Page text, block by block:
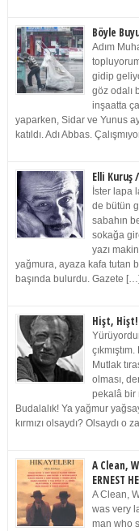
Böyle
Adım
gidip
göz odalı
inşaatta
yaparken, Sidar ve Yunus
katıldı. Adı Abbas.
Elli Kuruş
İster lapa
de bütün
sabahın
sokağa
yazı
yağmura, ayaza kafa tutan
başında bulurdu. Gazete […]
Hişt, Hişt!
Mutlak
olması,
pekalâ bir
Budalalık! Ya yağmur
kırmızı olsaydı? Olsaydı
A Clean,
ERNEST
A Clean,
was very
man who